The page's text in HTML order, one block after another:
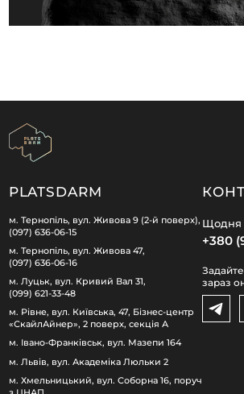
PLATSDARM
м. Тернопіль, вул. Живова 9 (2-й поверх),
(097) 636-06-15
м. Тернопіль, вул. Живова 47,
(097) 636-06-16
м. Луцьк, вул. Кривий Вал 31,
(099) 621-33-48
м. Рівне, вул. Київська, 47, Бізнес-центр
«СкайлАйнер», 2 поверх, секція А
м. Івано-Франківськ, вул. Мазепи 164
м. Львів, вул. Академіка Люльки 2
м. Хмельницький, вул. Соборна 16, поруч
Щодня
+380
зараз